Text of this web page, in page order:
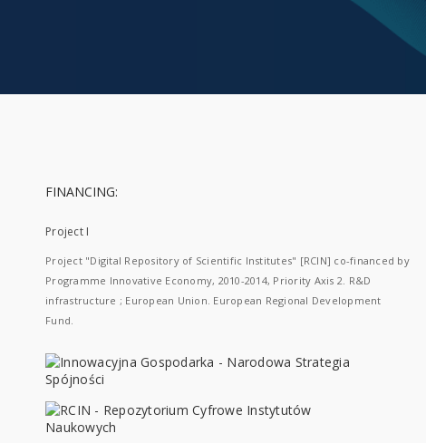
FINANCING:
Project I
Project "Digital Repository of Scientific Institutes" [RCIN] co-financed by
Programme Innovative Economy, 2010-2014, Priority Axis 2. R&D
infrastructure ; European Union. European Regional Development
Fund.